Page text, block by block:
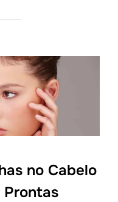
no Cabelo
Prontas